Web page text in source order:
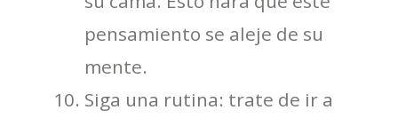
pensamiento se aleje de su
mente.
Siga una rutina: trate de ir a